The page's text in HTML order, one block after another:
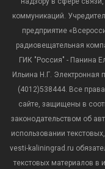
коммуникаций.
предприятие
радиовещательная
ГИК "Россия" - Панина
Ильина Н.Г. Электронная
(4012)538444. Все
сайте, защищены в
законодательством об
использовании
vesti-kaliningrad.ru
текстовых материалов в